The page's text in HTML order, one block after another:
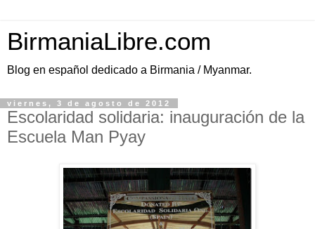
BirmaniaLibre.com
Blog en español dedicado a Birmania / Myanmar.
viernes, 3 de agosto de 2012
Escolaridad solidaria: inauguración de la
Escuela Man Pyay